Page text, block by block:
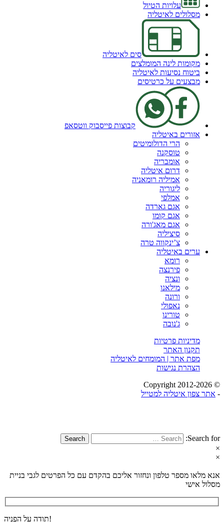
עלויות הטיול
מסלולים לאיטליה
סים לאיטליה
מקומות לינה המומלצים
ביטוח נסיעות לאיטליה
מבצעים על כרטיסים
קבוצות פייסבוק ווטסאפ
אזורים באיטליה
הרי הדולומיטים
טוסקנה
אומבריה
דרום איטליה
אמיליה רומאניה
ליגוריה
אמלפי
אגם גארדה
אגם קומו
אגם מאג'ורה
סיציליה
צ’ינקווה טרה
ערים באיטליה
רומא
פירנצה
ונציה
מילאנו
ורונה
נאפולי
טורינו
ג'נובה
מדיניות פרטיות
תקנון האתר
מפת אתר | המומחים לאיטליה
הצהרת נגישות
© Copyright 2012-2026
- אתר צפון איטליה למטייל
Search for:
Search
×
×
אנא מלאו מספר טלפון ונחזור אליכם בהקדם עם כל הפרטים לגבי בניית
מסלול אישי
תודה על הפניה!